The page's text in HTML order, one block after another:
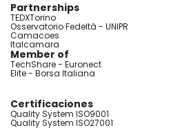
Partnerships
TEDXTorino
Osservatorio Fedeltà - UNIPR
Camacoes
Italcamara
Member of
TechShare - Euronect
Elite - Borsa Italiana
Certificaciones
Quality System ISO9001
Quality System ISO27001